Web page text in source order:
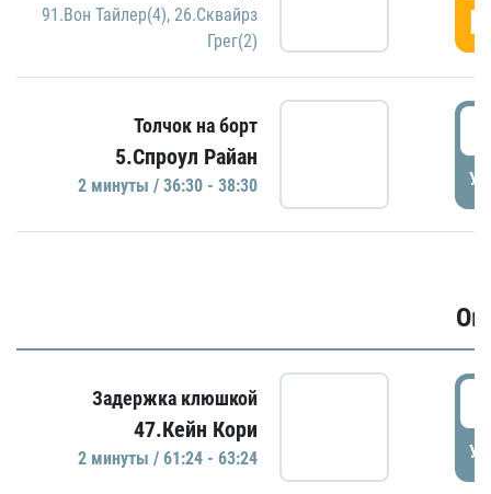
91.Вон Тайлер(4), 26.Сквайрз
Грег(2)
Толчок на борт
5.Спроул Райан
2 минуты / 36:30 - 38:30
Задержка клюшкой
47.Кейн Кори
2 минуты / 61:24 - 63:24